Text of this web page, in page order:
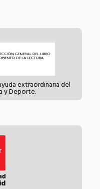
extraordinaria del
y Deporte.